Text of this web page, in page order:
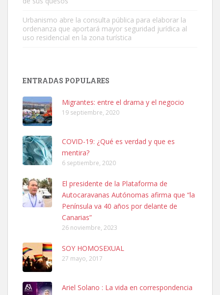
Leales.org » Gran Canaria
SHIBA PERDIDO AVDA JOSE MESA Y LOPEZ
PERRO MACHO RAZA SHIBA CON MICROCHIP PERDIDO HOY
06/07/2025 ZONA MESA Y LOPEZ. ES MUY ASUSTADIZO
Leales.org » Gran Canaria
6.7.2025
Ninfa perdida
Urbanismo abre la consulta pública para elaborar la
ordenanza que aportará mayor seguridad jurídica al
uso residencial en la zona turística
ENTRADAS POPULARES
Migrantes: entre el drama y el negocio
19 septiembre, 2020
COVID-19: ¿Qué es verdad y que es
mentira?
6 septiembre, 2020
El presidente de la Plataforma de
Autocaravanas Autónomas afirma que “la
Península va 40 años por delante de
Canarias”
26 noviembre, 2023
SOY HOMOSEXUAL
27 mayo, 2017
Ariel Solano : La vida en correspondencia